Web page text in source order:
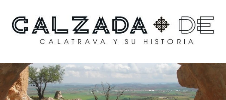
Calzada de Calatrava y
su historia